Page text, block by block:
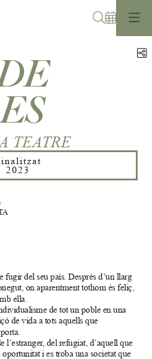
TEATRE
2023
fugir del seu país. Després d’un llarg
on aparentment tothom és feliç,
ella.
de tot un poble en una
de vida a tots aquells que
l’estranger, del refugiat, d’aquell que
i es troba una societat que